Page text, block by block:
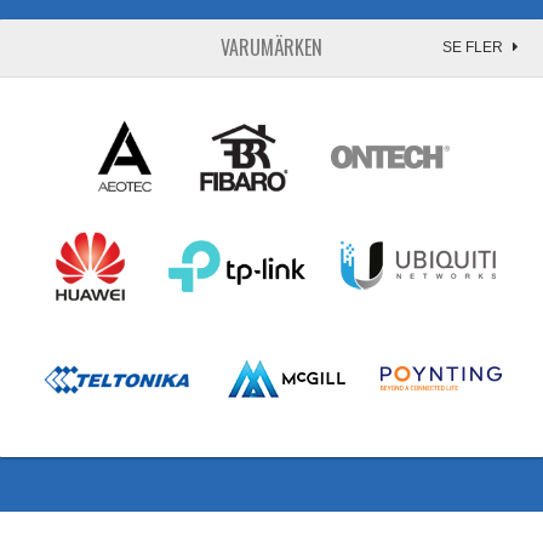
VARUMÄRKEN SE FLER